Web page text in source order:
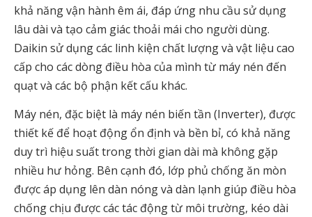
khả năng vận hành êm ái, đáp ứng nhu cầu sử dụng
lâu dài và tạo cảm giác thoải mái cho người dùng.
Daikin sử dụng các linh kiện chất lượng và vật liệu cao
cấp cho các dòng điều hòa của mình từ máy nén đến
quạt và các bộ phận kết cấu khác.
Máy nén, đặc biệt là máy nén biến tần (Inverter), được
thiết kế để hoạt động ổn định và bền bỉ, có khả năng
duy trì hiệu suất trong thời gian dài mà không gặp
nhiều hư hỏng. Bên cạnh đó, lớp phủ chống ăn mòn
được áp dụng lên dàn nóng và dàn lạnh giúp điều hòa
chống chịu được các tác động từ môi trường, kéo dài